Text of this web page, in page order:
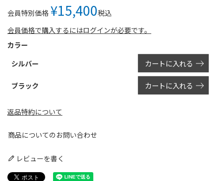
会員特別価格 ¥15,400税込
会員価格で購入するにはログインが必要です。
カラー
シルバー
カートに入れる
ブラック カートに入れる
返品特約について
商品についてのお問い合わせ
レビューを書く